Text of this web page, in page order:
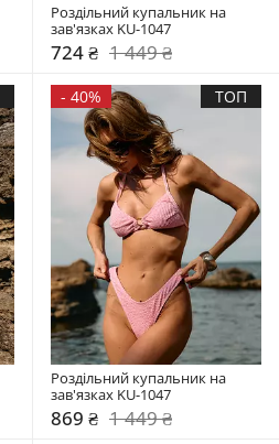
Роздільний купальник на
зав'язках KU-1047
724 ₴ 1 449 ₴
- 40% ТОП
Роздільний купальник на
зав'язках KU-1047
869 ₴ 1 449 ₴